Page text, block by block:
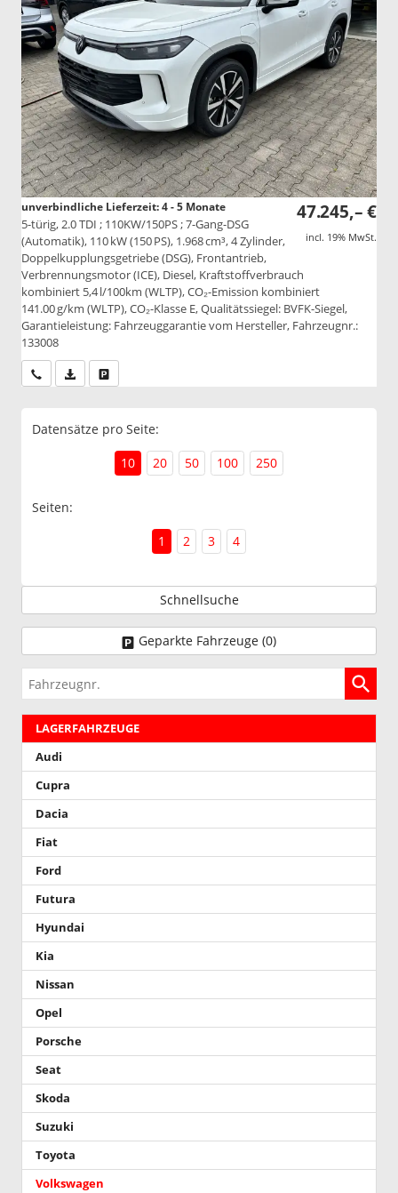
47.245,– €
incl. 19% MwSt.
unverbindliche Lieferzeit: 4 - 5 Monate
5-türig, 2.0 TDI ; 110KW/150PS ; 7-Gang-DSG
(Automatik), 110 kW (150 PS), 1.968 cm³, 4 Zylinder,
Doppelkupplungsgetriebe (DSG), Frontantrieb,
Verbrennungsmotor (ICE), Diesel, Kraftstoffverbrauch
kombiniert 5,4 l/100km (WLTP), CO₂-Emission kombiniert
141.00 g/km (WLTP), CO₂-Klasse E, Qualitätssiegel: BVFK-Siegel,
Garantieleistung: Fahrzeuggarantie vom Hersteller, Fahrzeugnr.:
133008
Wir rufen Sie anPDF-Datei, Fahrzeugexposé drucken
Datensätze pro Seite:
10
20 50 100 250
Seiten:
1
2 3 4
Schnellsuche
Geparkte Fahrzeuge (0)
Fahrzeugnr.
LAGERFAHRZEUGE
Audi
Cupra
Dacia
Fiat
Ford
Futura
Hyundai
Kia
Nissan
Opel
Porsche
Seat
Skoda
Suzuki
Toyota
Volkswagen